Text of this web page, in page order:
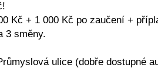
Kč + 1 000 Kč po zaučení +
3 směny.
ulice (dobře dostupné